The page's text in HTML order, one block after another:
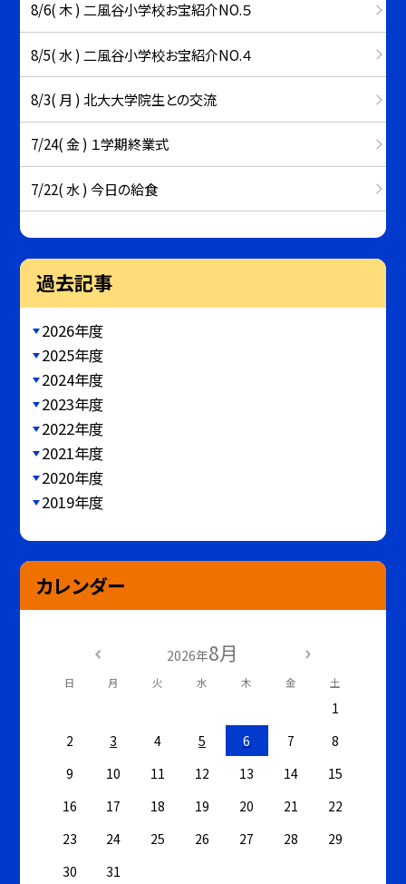
8/6( 木 ) 二風谷小学校お宝紹介NO.５
8/5( 水 ) 二風谷小学校お宝紹介NO.４
8/3( 月 ) 北大大学院生との交流
7/24( 金 ) １学期終業式
7/22( 水 ) 今日の給食
過去記事
2026年度
2025年度
2024年度
2023年度
2022年度
2021年度
2020年度
2019年度
カレンダー
2026年8月
日 月 火 水 木 金 土
1
2
3 4 5 6 7
8
9
10 11 12 13 14
15
16
17 18 19 20 21
22
23
24 25 26 27 28
29
30
31